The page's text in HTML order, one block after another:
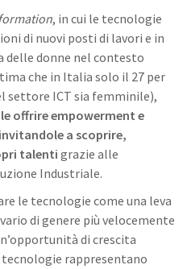
, in cui le tecnologie
di nuovi posti di lavori e in
delle donne nel contesto
che in Italia solo il 27 per
settore ICT sia femminile),
offrire empowerment e
a scoprire,
talenti grazie alle
Industriale.
le tecnologie come una leva
di genere più velocemente
di crescita
rappresentano